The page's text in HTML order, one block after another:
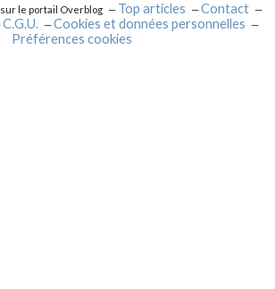
sur le portail Overblog Top articles
Contact
C.G.U.
Cookies et données personnelles
Préférences cookies